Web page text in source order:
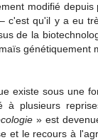
modifié
c'est qu'il y a eu
de la
génétiquement
existe sous une
à plusieurs
» est
et le recours à